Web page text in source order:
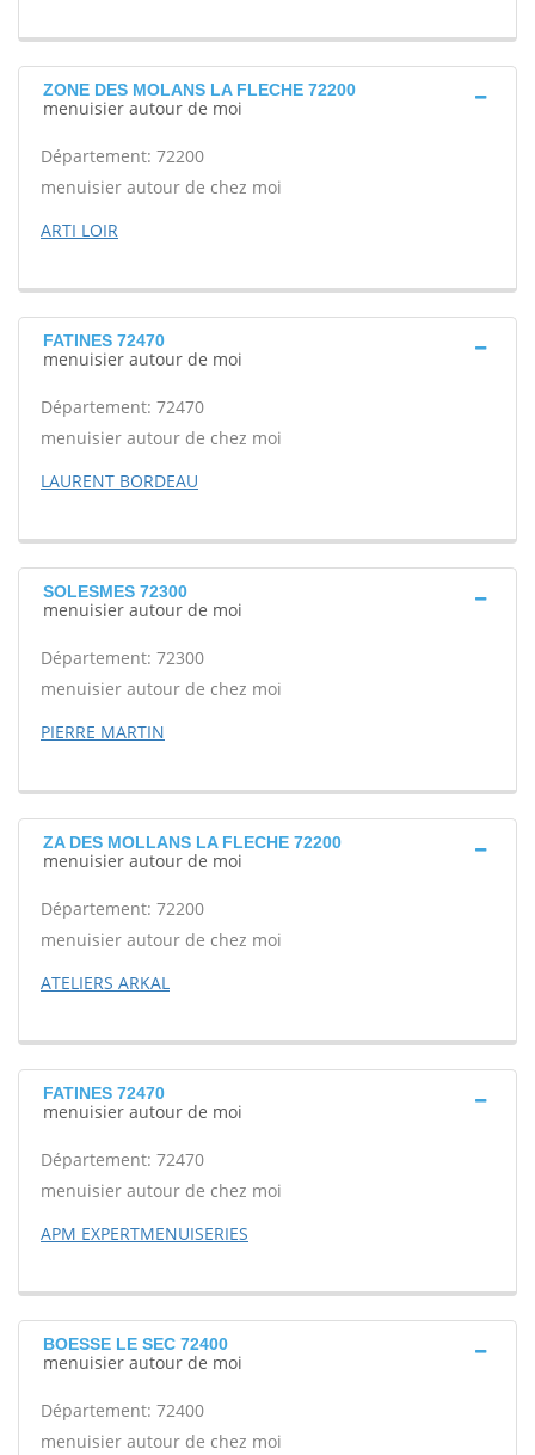
ZONE DES MOLANS LA FLECHE 72200
menuisier autour de moi
Département: 72200
menuisier autour de chez moi
ARTI LOIR
FATINES 72470
menuisier autour de moi
Département: 72470
menuisier autour de chez moi
LAURENT BORDEAU
SOLESMES 72300
menuisier autour de moi
Département: 72300
menuisier autour de chez moi
PIERRE MARTIN
ZA DES MOLLANS LA FLECHE 72200
menuisier autour de moi
Département: 72200
menuisier autour de chez moi
ATELIERS ARKAL
FATINES 72470
menuisier autour de moi
Département: 72470
menuisier autour de chez moi
APM EXPERTMENUISERIES
BOESSE LE SEC 72400
menuisier autour de moi
Département: 72400
menuisier autour de chez moi